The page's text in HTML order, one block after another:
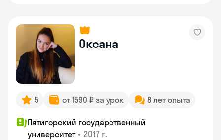
Оксана
5 от 1590 ₽ за урок 8 лет опыта
Пятигорский государственный
университет • 2017 г.